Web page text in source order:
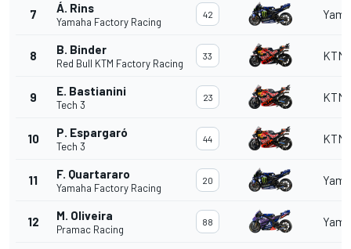
7 Á. Rins
Yamaha Factory Racing
42
8 B. Binder
Red Bull KTM Factory Racing
33 KTM
9 E. Bastianini
Tech 3
23 KTM
10 P. Espargaró
Tech 3
44 KTM
11 F. Quartararo
Yamaha Factory Racing
20
12 M. Oliveira
Pramac Racing
88